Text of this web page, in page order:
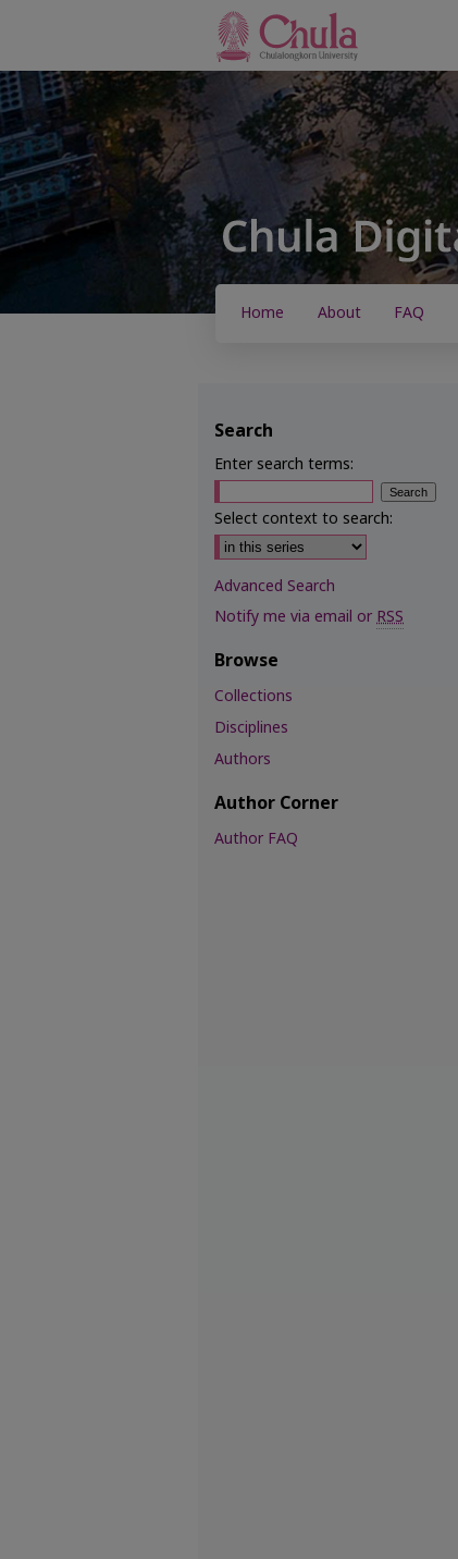
Home About FAQ
Search
Enter search terms:
Select context to search:
Advanced Search
Notify me via email orRSS
Browse
Collections
Disciplines
Authors
Author Corner
Author FAQ